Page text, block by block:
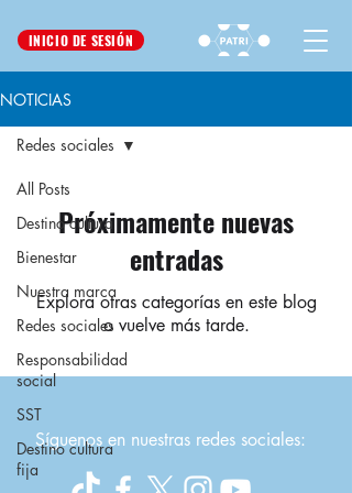
INICIO DE SESIÓN
NOTICIAS
All Posts
Destino cultura
Bienestar
Nuestra marca
Redes sociales
Responsabilidad
social
SST
Destino cultura
fija
Redes sociales
Próximamente nuevas
entradas
Explora otras categorías en este blog
o vuelve más tarde.
Síguenos en nuestras redes sociales: